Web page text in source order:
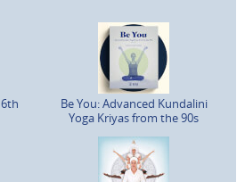
Be You: Advanced Kundalini
Yoga Kriyas from the 90s